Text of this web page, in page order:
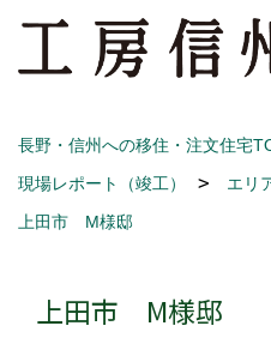
長野・信州への移住・注文住宅
現場レポート（竣工）
エリ
上田市 M様邸
上田市 M様邸